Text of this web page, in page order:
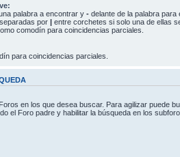
palabra a encontrar y - delante de la palabra para
por | entre corchetes si solo una de ellas
comodín para coincidencias parciales.
para coincidencias parciales.
en los que desea buscar. Para agilizar puede
el Foro padre y habilitar la búsqueda en los